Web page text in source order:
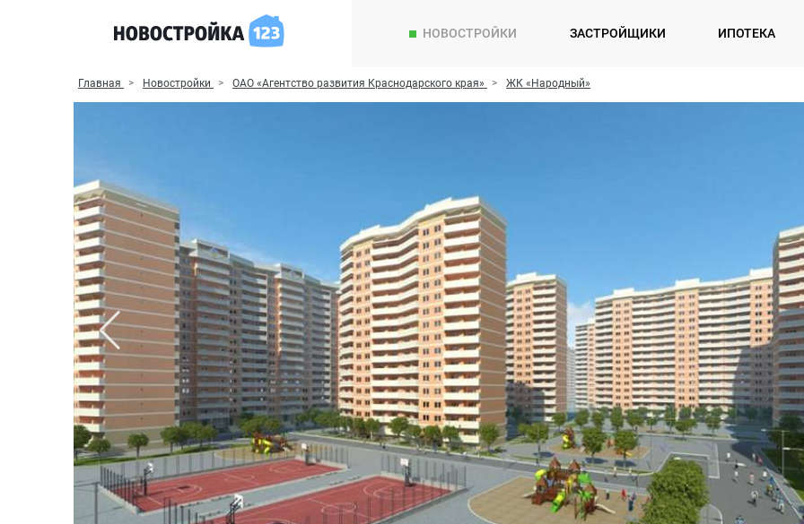
НОВОСТРОЙКИ ЗАСТРОЙЩИКИ ИПОТЕКА
Главная Новостройки ОАО «Агентство развития Краснодарского края» ЖК «Народный»